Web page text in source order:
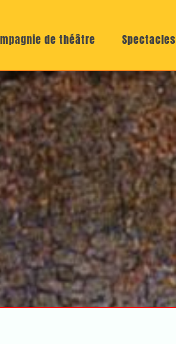
de théâtre Spectacles